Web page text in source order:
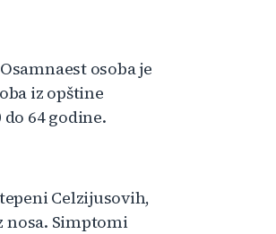
osoba je
iz opštine
64 godine.
Celzijusovih,
nosa. Simptomi